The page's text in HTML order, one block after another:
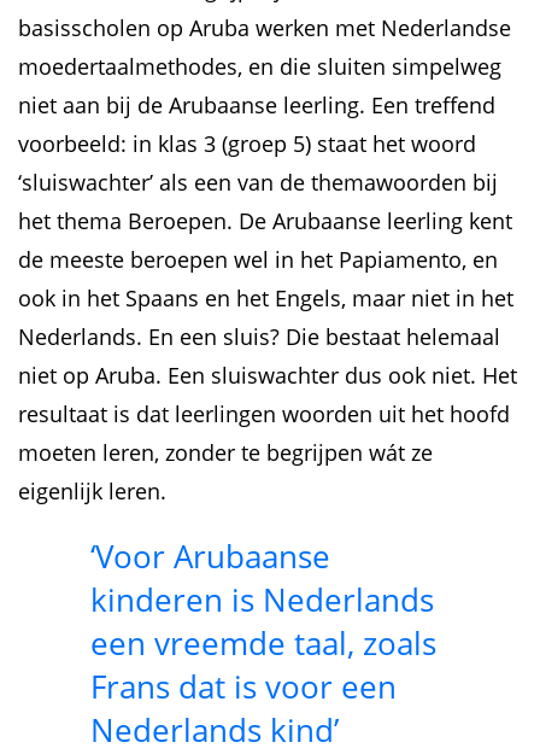
basisscholen op Aruba werken met Nederlandse
moedertaalmethodes, en die sluiten simpelweg
niet aan bij de Arubaanse leerling. Een treffend
voorbeeld: in klas 3 (groep 5) staat het woord
‘sluiswachter’ als een van de themawoorden bij
het thema Beroepen. De Arubaanse leerling kent
de meeste beroepen wel in het Papiamento, en
ook in het Spaans en het Engels, maar niet in het
Nederlands. En een sluis? Die bestaat helemaal
niet op Aruba. Een sluiswachter dus ook niet. Het
resultaat is dat leerlingen woorden uit het hoofd
moeten leren, zonder te begrijpen wát ze
eigenlijk leren.
‘Voor Arubaanse
kinderen is Nederlands
een vreemde taal, zoals
Frans dat is voor een
Nederlands kind’